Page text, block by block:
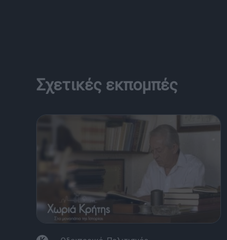
Σχετικές εκπομπές